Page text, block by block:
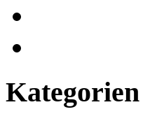
Kategorien